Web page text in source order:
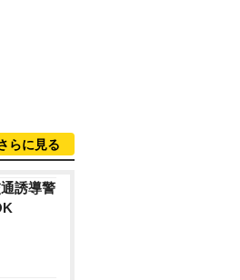
らに見る
誘導警